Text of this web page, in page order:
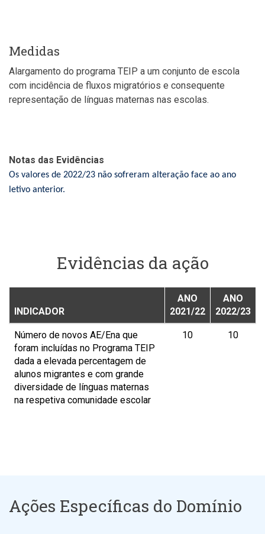
Medidas
Alargamento do programa TEIP a um conjunto de escola
com incidência de fluxos migratórios e consequente
representação de línguas maternas nas escolas.
Notas das Evidências
Os valores de 2022/23 não sofreram alteração face ao ano
letivo anterior.
Evidências da ação
INDICADOR
ANO
2021/22
ANO
2022/23
Número de novos AE/Ena que
foram incluídas no Programa TEIP
dada a elevada percentagem de
alunos migrantes e com grande
diversidade de línguas maternas
na respetiva comunidade escolar
10 10
Ações Específicas do Domínio